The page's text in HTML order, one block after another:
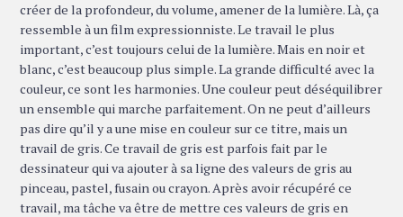
créer de la profondeur, du volume, amener de la lumière. Là, ça
ressemble à un film expressionniste. Le travail le plus
important, c’est toujours celui de la lumière. Mais en noir et
blanc, c’est beaucoup plus simple. La grande difficulté avec la
couleur, ce sont les harmonies. Une couleur peut déséquilibrer
un ensemble qui marche parfaitement. On ne peut d’ailleurs
pas dire qu’il y a une mise en couleur sur ce titre, mais un
travail de gris. Ce travail de gris est parfois fait par le
dessinateur qui va ajouter à sa ligne des valeurs de gris au
pinceau, pastel, fusain ou crayon. Après avoir récupéré ce
travail, ma tâche va être de mettre ces valeurs de gris en